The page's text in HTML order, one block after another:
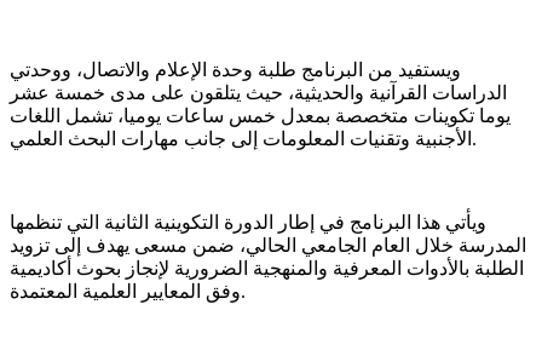
ويستفيد من البرنامج طلبة وحدة الإعلام والاتصال، ووحدتي
الدراسات القرآنية والحديثية، حيث يتلقون على مدى خمسة عشر
يوما تكوينات متخصصة بمعدل خمس ساعات يوميا، تشمل اللغات
الأجنبية وتقنيات المعلومات إلى جانب مهارات البحث العلمي.
ويأتي هذا البرنامج في إطار الدورة التكوينية الثانية التي تنظمها
المدرسة خلال العام الجامعي الحالي، ضمن مسعى يهدف إلى تزويد
الطلبة بالأدوات المعرفية والمنهجية الضرورية لإنجاز بحوث أكاديمية
وفق المعايير العلمية المعتمدة.